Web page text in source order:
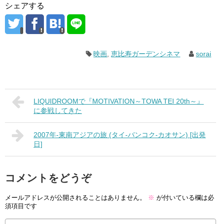
シェアする
映画,恵比寿ガーデンシネマ sorai
LIQUIDROOMで『MOTIVATION～TOWA TEI 20th～』
に参戦してきた
2007年-東南アジアの旅 (タイ-バンコク-カオサン) [出発
日]
コメントをどうぞ
メールアドレスが公開されることはありません。 ※ が付いている欄は必
須項目です